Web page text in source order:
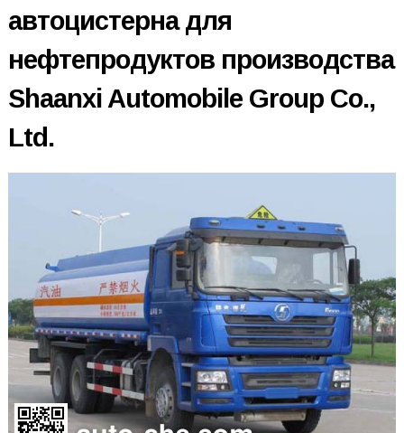
автоцистерна для
нефтепродуктов производства
Shaanxi Automobile Group Co.,
Ltd.